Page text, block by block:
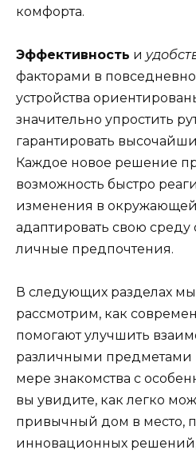
комфорта.
Эффективность и
факторами в
устройства
значительно упростить
гарантировать
Каждое новое решение
возможность быстро
изменения в
адаптировать свою среду
личные предпочтения.
В следующих разделах
рассмотрим, как
помогают улучшить
различными предметами
мере знакомства с
вы увидите, как легко
привычный дом в место,
инновационных решений,